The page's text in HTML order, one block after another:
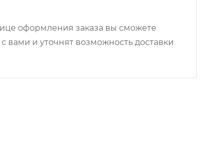
оформления заказа вы сможете
и уточнят возможность доставки